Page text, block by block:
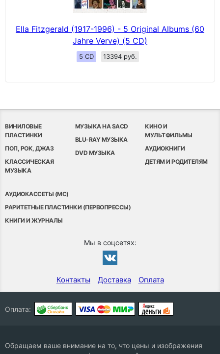
Ella Fitzgerald (1917-1996) - 5 Original Albums (60
Jahre Verve) (5 CD)
5 CD 13394 руб.
ВИНИЛОВЫЕ
ПЛАСТИНКИ
ПОП, РОК, ДЖАЗ
КЛАССИЧЕСКАЯ
МУЗЫКА
МУЗЫКА НА SACD
BLU-RAY МУЗЫКА
DVD МУЗЫКА
КИНО И
МУЛЬТФИЛЬМЫ
АУДИОКНИГИ
ДЕТЯМ И РОДИТЕЛЯМ
АУДИОКАССЕТЫ (MC)
РАРИТЕТНЫЕ ПЛАСТИНКИ (ПЕРВОПРЕССЫ)
КНИГИ И ЖУРНАЛЫ
Мы в соцсетях:
Контакты Доставка Оплата
Оплата:
Обращаем ваше внимание на то, что цены и изображения